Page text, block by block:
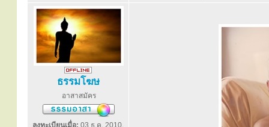
ธรรมโฆษ
อาสาสมัคร
ลงทะเบียนเมื่อ: 03 ธ.ค. 2010,